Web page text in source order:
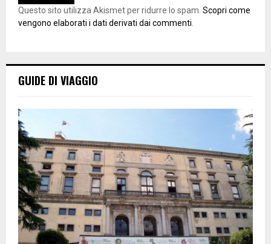
Questo sito utilizza Akismet per ridurre lo spam. Scopri come
vengono elaborati i dati derivati dai commenti.
GUIDE DI VIAGGIO